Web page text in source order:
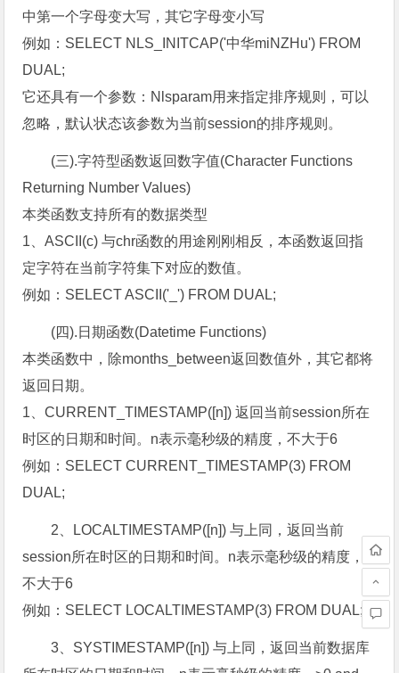
中第一个字母变大写，其它字母变小写
例如：SELECT NLS_INITCAP('中华miNZHu') FROM
DUAL;
它还具有一个参数：Nlsparam用来指定排序规则，可以
忽略，默认状态该参数为当前session的排序规则。
(三).字符型函数返回数字值(Character Functions
Returning Number Values)
本类函数支持所有的数据类型
1、ASCII(c) 与chr函数的用途刚刚相反，本函数返回指
定字符在当前字符集下对应的数值。
例如：SELECT ASCII('_') FROM DUAL;
(四).日期函数(Datetime Functions)
本类函数中，除months_between返回数值外，其它都将
返回日期。
1、CURRENT_TIMESTAMP([n]) 返回当前session所在
时区的日期和时间。n表示毫秒级的精度，不大于6
例如：SELECT CURRENT_TIMESTAMP(3) FROM
DUAL;
2、LOCALTIMESTAMP([n]) 与上同，返回当前
session所在时区的日期和时间。n表示毫秒级的精度，
不大于6
例如：SELECT LOCALTIMESTAMP(3) FROM DUAL;
3、SYSTIMESTAMP([n]) 与上同，返回当前数据库